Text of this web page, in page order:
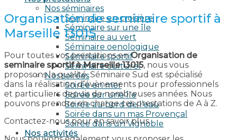
Nos séminaires
Séminaire en croisière
Séminaire sur une île
Séminaire au vert
Séminaire oenologique
Séminaire sportif
Séminaire culturel
Nos soirées
Soirée en mer
Soirée sur une île
Soirée au bord de l’eau
Soirée dans un mas Provençal
Soirée dans un Vignoble
Nos activités
Organisation de seminaire sportif à
Marseille 13015
Pour toutes vos prestations enOrganisation de
seminaire sportif à Marseille 13015, nous vous
proposons la qualité. Séminaire Sud est spécialisé
dans la réalisation d’évènements pour professionnels
et particuliers depuis de nombreuses années. Nous
pouvons prendre en charge ces prestations de A à Z.
Contactez-nous pour en savoir plus.